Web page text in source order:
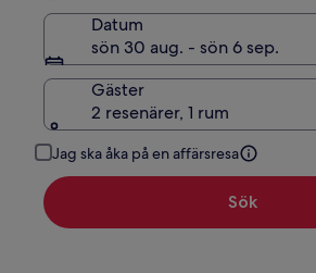
Datum
sön 30 aug. - sön 6 sep.
Gäster
2 resenärer, 1 rum
Jag ska åka på en affärsresa
Sök